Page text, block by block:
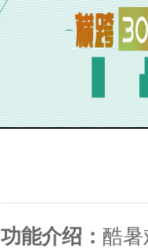
功能介绍： 酷